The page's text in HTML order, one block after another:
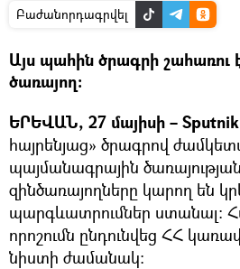
Բաժանորդագրվել
Այս պահին ծրագրի շահառու
ծառայող։
ԵՐԵՎԱՆ, 27 մայիսի –
հայրենյաց» ծրագրով
պայմանագրային
զինծառայողները կարող են
պարգևատրումներ
որոշումն ընդունվեց ՀՀ
նիստի ժամանակ։